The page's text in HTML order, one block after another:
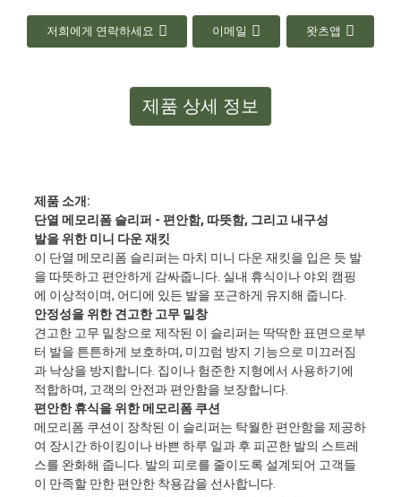
저희에게 연락하세요 이메일 왓츠앱
제품 상세 정보
제품 소개:
단열 메모리폼 슬리퍼 - 편안함, 따뜻함, 그리고 내구성
발을 위한 미니 다운 재킷
이 단열 메모리폼 슬리퍼는 마치 미니 다운 재킷을 입은 듯 발
을 따뜻하고 편안하게 감싸줍니다. 실내 휴식이나 야외 캠핑
에 이상적이며, 어디에 있든 발을 포근하게 유지해 줍니다.
안정성을 위한 견고한 고무 밑창
견고한 고무 밑창으로 제작된 이 슬리퍼는 딱딱한 표면으로부
터 발을 튼튼하게 보호하며, 미끄럼 방지 기능으로 미끄러짐
과 낙상을 방지합니다. 집이나 험준한 지형에서 사용하기에
적합하며, 고객의 안전과 편안함을 보장합니다.
편안한 휴식을 위한 메모리폼 쿠션
메모리폼 쿠션이 장착된 이 슬리퍼는 탁월한 편안함을 제공하
여 장시간 하이킹이나 바쁜 하루 일과 후 피곤한 발의 스트레
스를 완화해 줍니다. 발의 피로를 줄이도록 설계되어 고객들
이 만족할 만한 편안한 착용감을 선사합니다.